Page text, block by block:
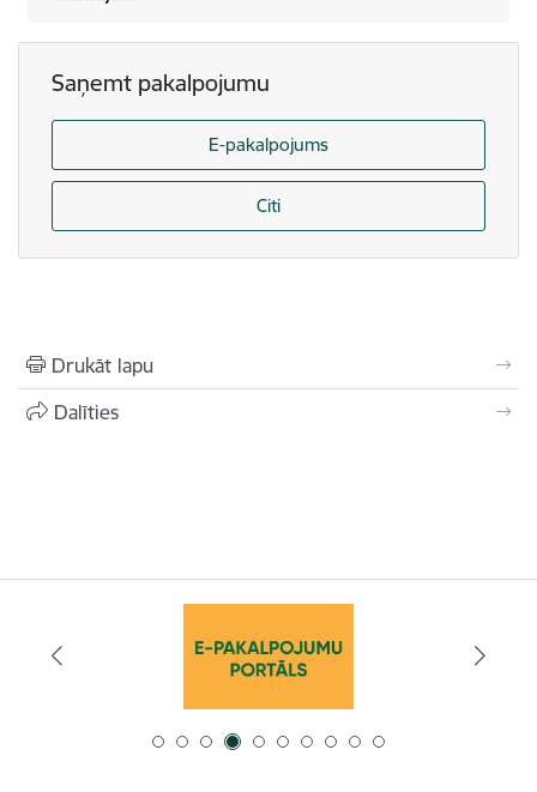
Saņemt pakalpojumu
E-pakalpojums
Citi
Drukāt lapu
Dalīties